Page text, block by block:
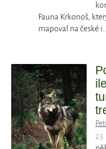
Fauna Krkonoš,
mapoval na české